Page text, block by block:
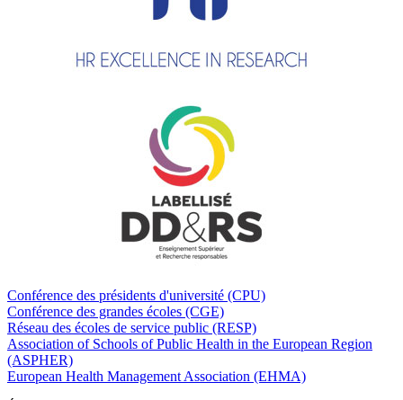
Conférence des présidents d'université (CPU)
Conférence des grandes écoles (CGE)
Réseau des écoles de service public (RESP)
Association of Schools of Public Health in the European Region
(ASPHER)
European Health Management Association (EHMA)